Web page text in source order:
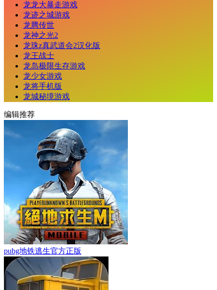
龙龙大暴走游戏
龙迹之城游戏
龙腾传世
龙神之光2
龙珠z真武道会2汉化版
龙王战士
龙岛极限生存游戏
龙少女游戏
龙将手机版
龙城秘境游戏
编辑推荐
pubg地铁逃生官方正版